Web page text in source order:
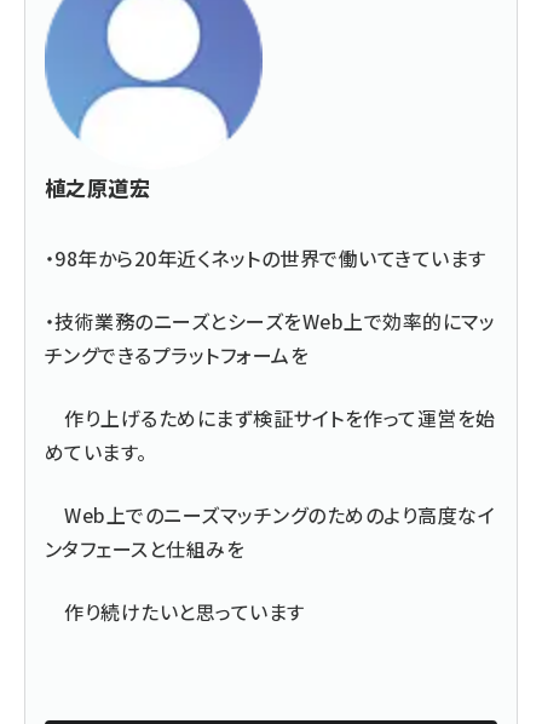
植之原道宏
・98年から20年近くネットの世界で働いてきています
・技術業務のニーズとシーズをWeb上で効率的にマッ
チングできるプラットフォームを
作り上げるためにまず検証サイトを作って運営を始
めています。
Web上でのニーズマッチングのためのより高度なイ
ンタフェースと仕組みを
作り続けたいと思っています